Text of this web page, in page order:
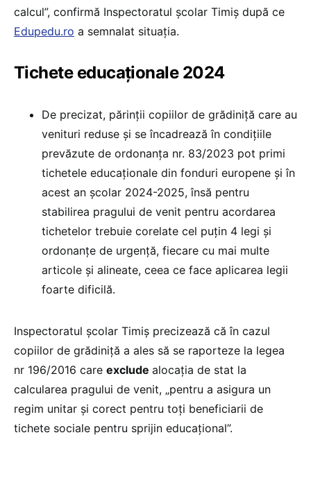
calcul”, confirmă Inspectoratul școlar Timiș după ce
Edupedu.ro a semnalat situația.
Tichete educaționale 2024
De precizat, părinții copiilor de grădiniță care au
venituri reduse și se încadrează în condițiile
prevăzute de ordonanța nr. 83/2023 pot primi
tichetele educaționale din fonduri europene și în
acest an școlar 2024-2025, însă pentru
stabilirea pragului de venit pentru acordarea
tichetelor trebuie corelate cel puțin 4 legi și
ordonanțe de urgență, fiecare cu mai multe
articole și alineate, ceea ce face aplicarea legii
foarte dificilă.
Inspectoratul școlar Timiș precizează că în cazul
copiilor de grădiniță a ales să se raporteze la legea
nr 196/2016 care exclude alocația de stat la
calcularea pragului de venit, „pentru a asigura un
regim unitar și corect pentru toți beneficiarii de
tichete sociale pentru sprijin educațional”.